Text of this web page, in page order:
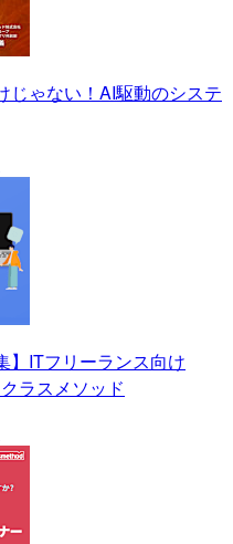
じゃない！AI駆動のシステ
】ITフリーランス向け
ラスメソッド